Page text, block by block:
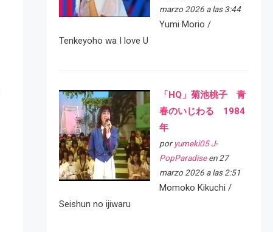
marzo 2026 a las 3:44
Yumi Morio /
Tenkeyoho wa I love U
「HQ」菊池桃子 青
春のいじわる 1984
年
por yumeki05 J-
PopParadiseen 27
marzo 2026 a las 2:51
Momoko Kikuchi /
Seishun no ijiwaru